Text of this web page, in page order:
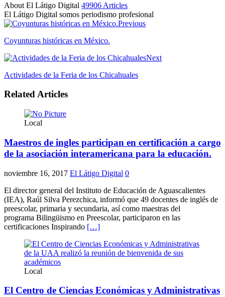
About El Látigo Digital 49906 Articles
El Látigo Digital somos periodismo profesional
Website
Facebook
Previous
Coyunturas históricas en México.
Next
Actividades de la Feria de los Chicahuales
Related Articles
Local
Maestros de ingles participan en certificación a cargo
de la asociación interamericana para la educación.
noviembre 16, 2017 El Látigo Digital 0
El director general del Instituto de Educación de Aguascalientes
(IEA), Raúl Silva Perezchica, informó que 49 docentes de inglés de
preescolar, primaria y secundaria, así como maestras del
programa Bilingüismo en Preescolar, participaron en las
certificaciones Inspirando […]
Local
El Centro de Ciencias Económicas y Administrativas